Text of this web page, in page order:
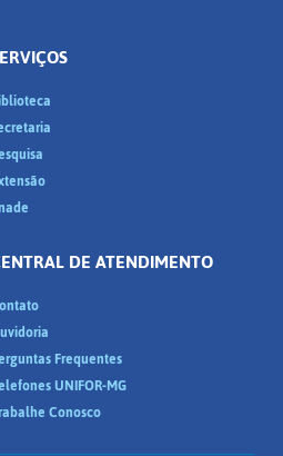
DE ATENDIMENTO
Frequentes
UNIFOR-MG
Conosco